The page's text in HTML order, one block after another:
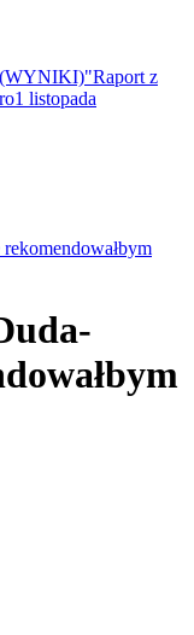
(WYNIKI)"Raport z
1 listopada